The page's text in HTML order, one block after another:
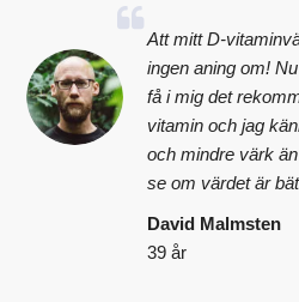
Att mitt D-
ingen aning om!
få i mig det
vitamin och jag
och mindre värk
se om värdet är
David Malmsten
39 år